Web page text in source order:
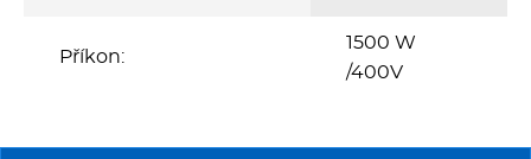
Příkon:
1500 W
/400V